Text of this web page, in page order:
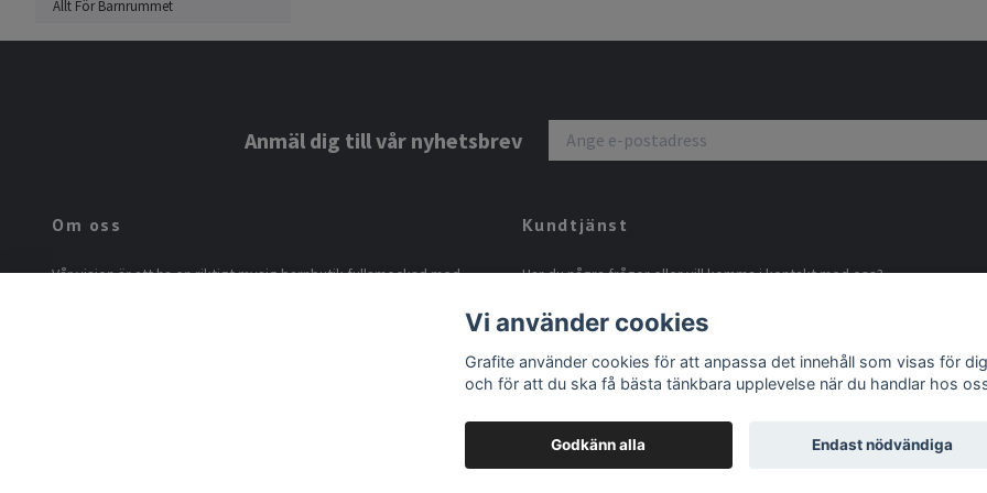
Allt För Barnrummet
Anmäl dig till vår nyhetsbrev
Om oss
Vår vision är att ha en riktigt mysig barnbutik fullsmockad med
och vårt mål är att ha Sveriges största sortiment till marknadens
Kundtjänst
Har du några frågor eller vill komma i kontakt med oss?
Vi använder cookies
Grafite använder cookies för att anpassa det innehåll som visas för dig
och för att du ska få bästa tänkbara upplevelse när du handlar hos
Godkänn alla Endast nödvändiga